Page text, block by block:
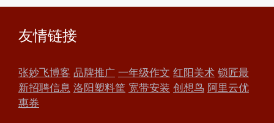
友情链接
张妙飞博客 品牌推广 一年级作文 红阳美术 锁匠最
新招聘信息 洛阳塑料筐 宽带安装 创想鸟 阿里云优
惠券